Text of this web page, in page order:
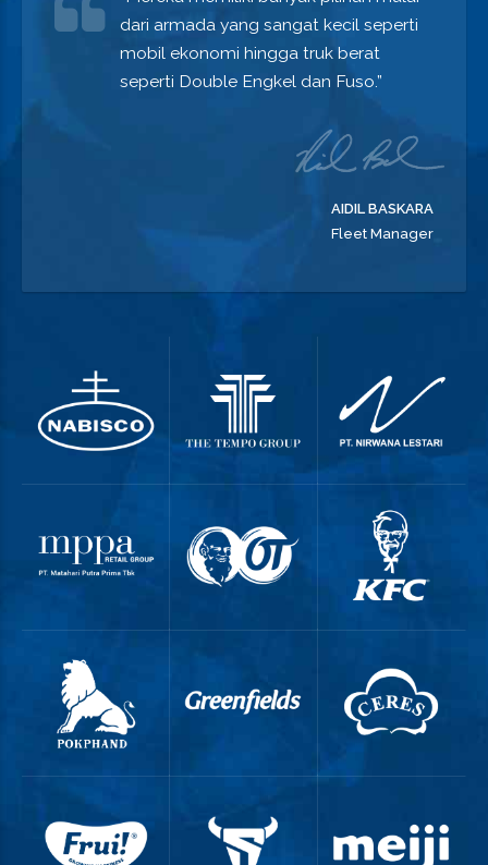
dari armada yang sangat kecil seperti
mobil ekonomi hingga truk berat
seperti Double Engkel dan Fuso.”
AIDIL BASKARA
Fleet Manager